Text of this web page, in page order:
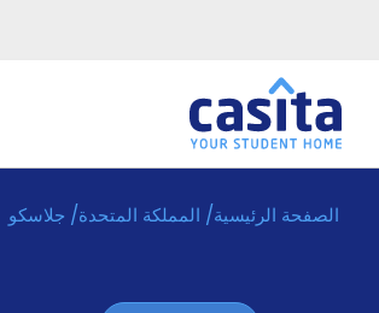
الرئيسية عربي GBP الصفحة الرئيسية/ المملكة المتحدة/ جلاسكو